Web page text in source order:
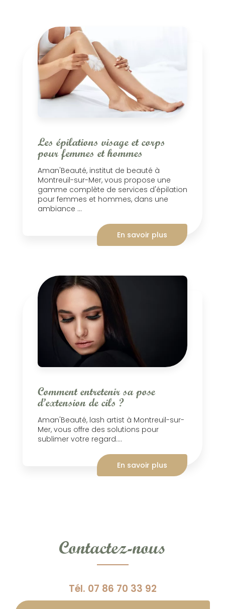
Les épilations visage et corps
pour femmes et hommes
Aman'Beauté, institut de beauté à
Montreuil-sur-Mer, vous propose une
gamme complète de services d'épilation
pour femmes et hommes, dans une
ambiance ...
En savoir plus
Comment entretenir sa pose
d’extension de cils ?
Aman'Beauté, lash artist à Montreuil-sur-
Mer, vous offre des solutions pour
sublimer votre regard....
En savoir plus
Contactez-nous
Tél. 07 86 70 33 92